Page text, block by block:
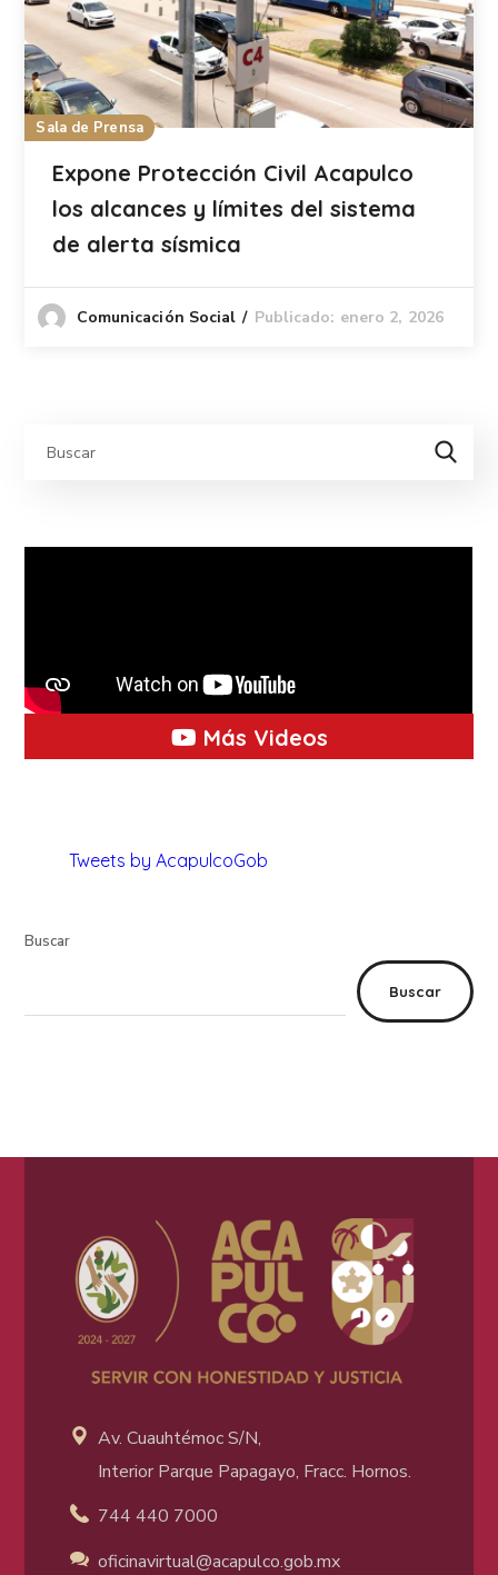
Sala de Prensa
Expone Protección Civil Acapulco
los alcances y límites del sistema
de alerta sísmica
Comunicación Social Publicado: enero 2, 2026
Más Videos
Tweets by AcapulcoGob
Buscar
Buscar
Av. Cuauhtémoc S/N,
Interior Parque Papagayo, Fracc. Hornos.
744 440 7000
oficinavirtual@acapulco.gob.mx